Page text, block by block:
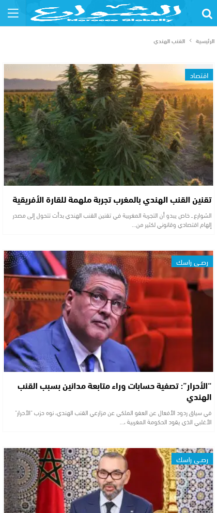
الرئيسية القنب الهندي
اقتصاد
تقنين القنب الهندي بالمغرب تجربة ملهمة للقارة الأفريقية
الشوارع ــ خاص يبدو أن التجربة المغربية في تقنين القنب الهندي بدأت تتحول إلى مصدر
إلهام اقتصادي وقانوني لكثير من…
رصــي راسك
“الأحرار”: تصفية حسابات وراء متابعة مدانين بسبب القنب
الهندي
في سياق ردود الأفعال عن العفو الملكي عن مزارعي القنب الهندي، نوه حزب "الأحرار"
الأغلبي الذي يقود الحكومة المغربية ،…
رصــي راسك